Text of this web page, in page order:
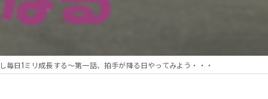
毎日1ミリ成長する～第一話、拍手が降る日やってみよう・・・